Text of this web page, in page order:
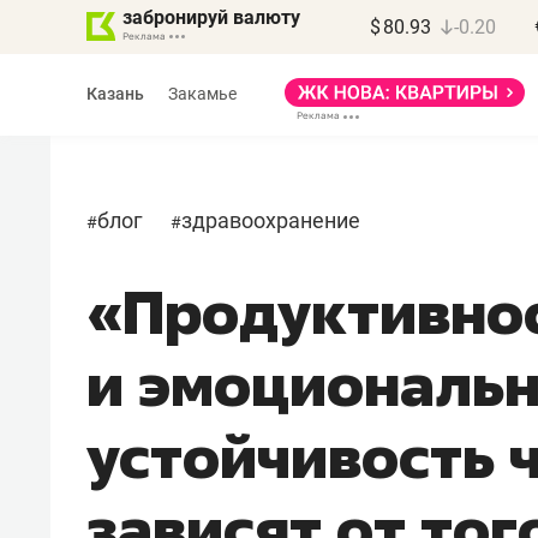
забронируй валюту $ 80.93 -0.20
Казань Закамье
#блог #здравоохранение
и
устойчивость
Василь Мазитов
МАРТ
«Не зная местных
потерять минимум